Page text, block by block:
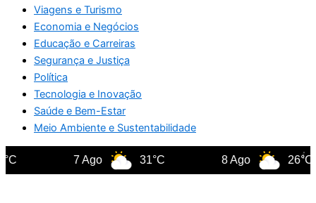
Viagens e Turismo
Economia e Negócios
Educação e Carreiras
Segurança e Justiça
Política
Tecnologia e Inovação
Saúde e Bem-Estar
Meio Ambiente e Sustentabilidade
7 Ago 31°C 8 Ago 26°C